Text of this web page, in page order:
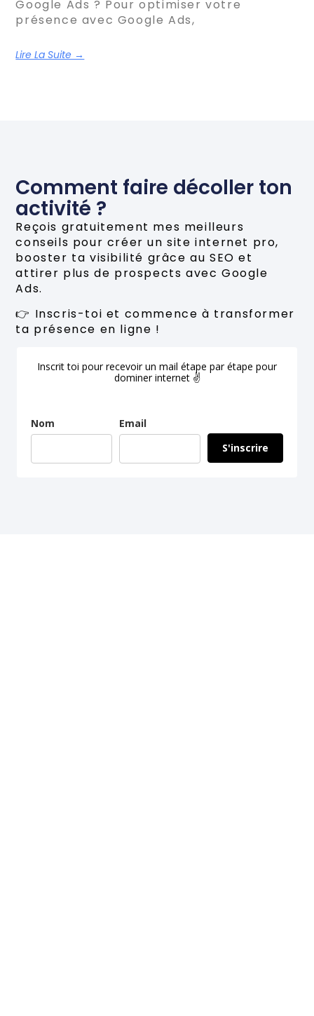
Google Ads ? Pour optimiser votre
présence avec Google Ads,
Lire La Suite →
Comment faire décoller ton
activité ?
Reçois gratuitement mes meilleurs
conseils pour créer un site internet pro,
booster ta visibilité grâce au SEO et
attirer plus de prospects avec Google
Ads.
👉 Inscris-toi et commence à transformer
ta présence en ligne !
Inscrit toi pour recevoir un mail étape par étape pour
dominer internet ✌
Nom
Email
S'inscrire